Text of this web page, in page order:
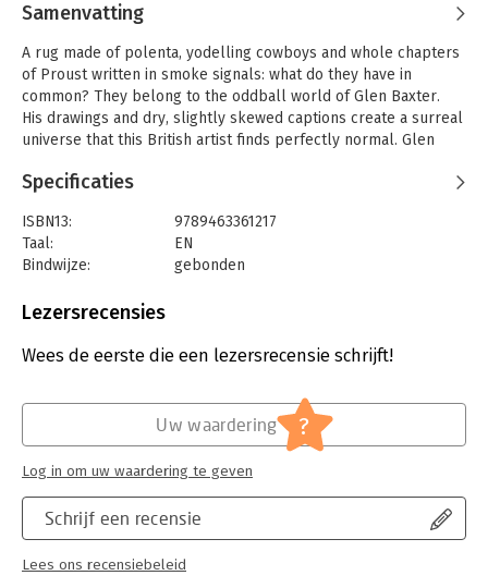
Samenvatting
A rug made of polenta, yodelling cowboys and whole chapters
of Proust written in smoke signals: what do they have in
common? They belong to the oddball world of Glen Baxter.
His drawings and dry, slightly skewed captions create a surreal
universe that this British artist finds perfectly normal. Glen
his work is in the collections of London’s Tate Gallery and the
in The Observer, The New Yorker, Vanity Fair, Elle, Independent
on Sunday, and Vogue.
New Ways With Vegetables draws together Glen Baxter’s best
Specificaties
ISBN13:
9789463361217
Taal:
EN
Bindwijze:
gebonden
Druk:
Lezersrecensies
Wees de eerste die een lezersrecensie schrijft!
Schrijf een recensie
Lees ons recensiebeleid
Uw waardering ?
Log in om uw waardering te geven